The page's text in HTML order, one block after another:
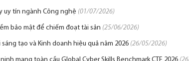
uy tín ngành Công nghệ (01/07/2026)
bảo mật để chiếm đoạt tài sản (25/06/2026)
tạo và Kinh doanh hiệu quả năm 2026 (26/05/2026)